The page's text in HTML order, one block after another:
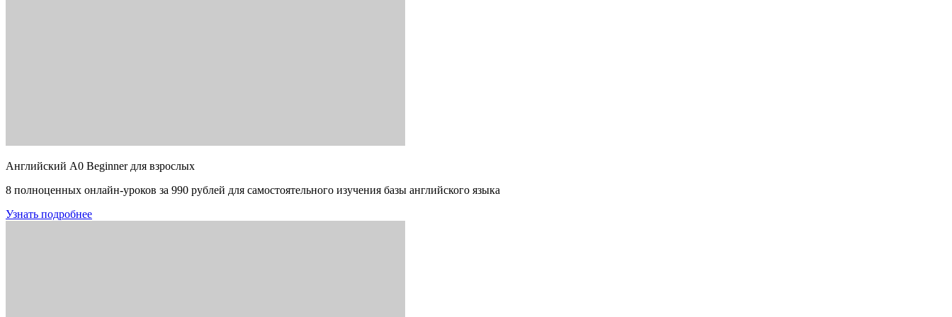
Английский A0 Beginner для взрослых
8 полноценных онлайн-уроков за 990 рублей для самостоятельного изучения базы английского языка
Узнать подробнее